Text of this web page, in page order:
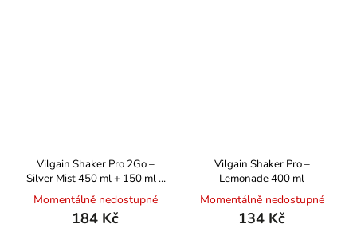
Vilgain Shaker Pro 2Go –
Silver Mist 450 ml + 150 ml +
100 ml
Momentálně nedostupné
184 Kč
Vilgain Shaker Pro –
Lemonade 400 ml
Momentálně nedostupné
134 Kč